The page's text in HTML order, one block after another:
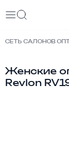
СЕТЬ САЛОНОВ
Женские
Revlon